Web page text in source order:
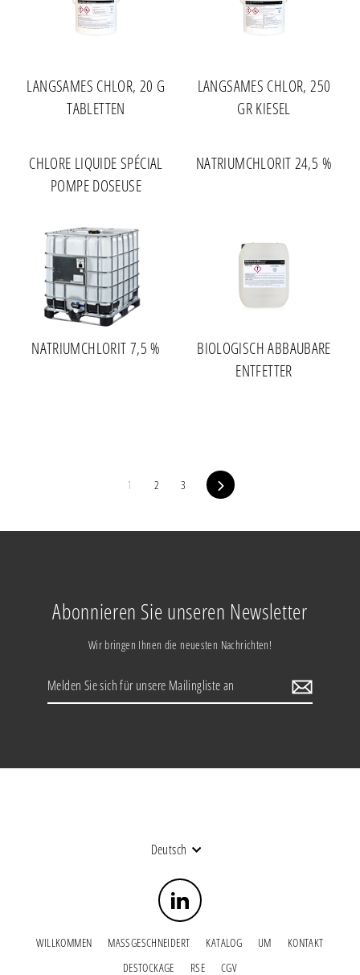
LANGSAMES CHLOR, 20 G
TABLETTEN
LANGSAMES CHLOR, 250
GR KIESEL
CHLORE LIQUIDE SPÉCIAL
POMPE DOSEUSE
NATRIUMCHLORIT 24,5 %
NATRIUMCHLORIT 7,5 %
BIOLOGISCH ABBAUBARE
ENTFETTER
1 2 3 Vorwärts
Abonnieren Sie unseren Newsletter
Wir bringen Ihnen die neuesten Nachrichten!
Melden
Sprache
Deutsch
LinkedIn
WILLKOMMEN MASSGESCHNEIDERT KATALOG UM
KONTAKT
DESTOCKAGE
RSE CGV